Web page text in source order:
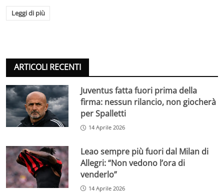
Leggi di più
ARTICOLI RECENTI
Juventus fatta fuori prima della
firma: nessun rilancio, non giocherà
per Spalletti
14 Aprile 2026
Leao sempre più fuori dal Milan di
Allegri: “Non vedono l’ora di
venderlo”
14 Aprile 2026